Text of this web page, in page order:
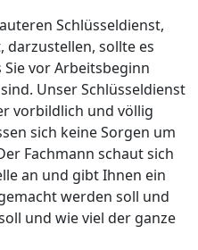
Schlüsseldienst,
sollte es
vor Arbeitsbeginn
Unser Schlüsseldienst
vorbildlich und völlig
sich keine Sorgen um
Fachmann schaut sich
an und gibt Ihnen ein
werden soll und
und wie viel der ganze